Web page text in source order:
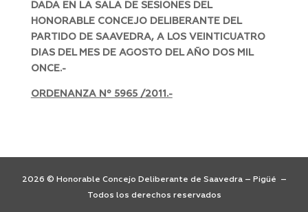
DADA EN LA SALA DE SESIONES DEL
HONORABLE CONCEJO DELIBERANTE DEL
PARTIDO DE SAAVEDRA, A LOS VEINTICUATRO
DIAS DEL MES DE AGOSTO DEL AÑO DOS MIL
ONCE.-
ORDENANZA Nº 5965 /2011.-
2026 © Honorable Concejo Deliberante de Saavedra – Pigüé –
Todos los derechos reservados